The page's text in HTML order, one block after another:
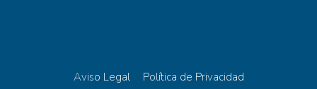
Aviso Legal Política de Privacidad